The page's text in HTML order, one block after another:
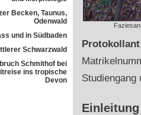
Becken, Taunus,
Odenwald
und in Südbaden
Schwarzwald
Schmithof bei
ins tropische
Devon
Einleitung